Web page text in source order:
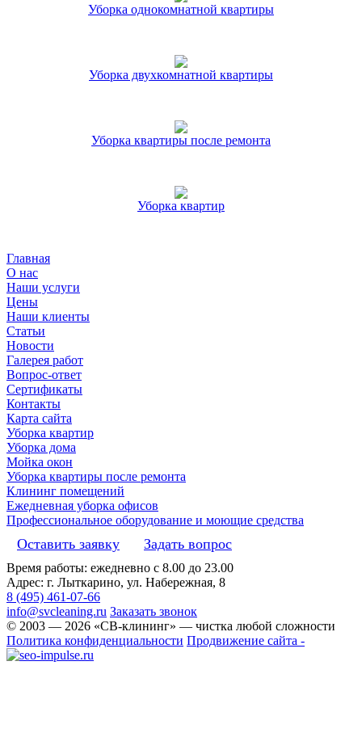
Уборка однокомнатной квартиры
Уборка двухкомнатной квартиры
Уборка квартиры после ремонта
Уборка квартир
Главная
О нас
Наши услуги
Цены
Наши клиенты
Статьи
Новости
Галерея работ
Вопрос-ответ
Сертификаты
Контакты
Карта сайта
Уборка квартир
Уборка дома
Мойка окон
Уборка квартиры после ремонта
Клининг помещений
Ежедневная уборка офисов
Профессиональное оборудование и моющие средства
Оставить заявку Задать вопрос
Время работы: ежедневно с 8.00 до 23.00
Адрес: г. Лыткарино, ул. Набережная, 8
8 (495) 461-07-66
info@svcleaning.ru Заказать звонок
© 2003 — 2026 «СВ-клининг» — чистка любой сложности
Политика конфиденциальности Продвижение сайта -